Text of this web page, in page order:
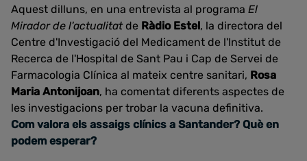
Aquest dilluns, en una entrevista al programa El
Mirador de l'actualitat de Ràdio Estel, la directora del
Centre d'Investigació del Medicament de l'Institut de
Recerca de l'Hospital de Sant Pau i Cap de Servei de
Farmacologia Clínica al mateix centre sanitari, Rosa
Maria Antonijoan, ha comentat diferents aspectes de
les investigacions per trobar la vacuna definitiva.
Com valora els assaigs clínics a Santander? Què en
podem esperar?